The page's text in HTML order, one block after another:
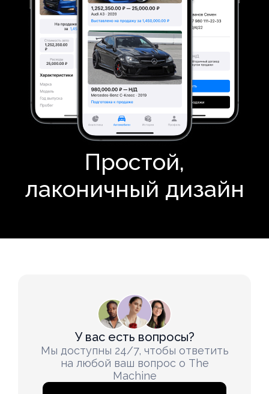
Простой,
лаконичный дизайн
У вас есть вопросы?
Мы доступны 24/7, чтобы ответить
на любой ваш вопрос о The
Machine